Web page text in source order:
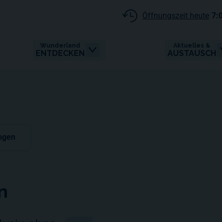
Wunderland
ENTDECKEN
Aktuelles &
AUSTAUSCH
Öffnungszeit heute